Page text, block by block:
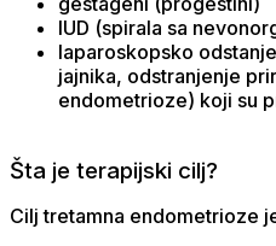
IUD (spirala sa
laparoskopsko
jajnika, odstranjenje
endometrioze) koji su
Šta je terapijski cilj?
Cilj tretamna endometrioze